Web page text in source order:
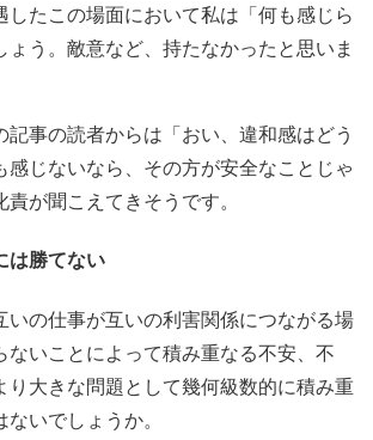
したこの場面において私は「何も感じら
ょう。敵意など、持たなかったと思いま
記事の読者からは「おい、違和感はどう
感じないなら、その方が安全なことじゃ
が聞こえてきそうです。
は勝てない
いの仕事が互いの利害関係につながる場
ないことによって積み重なる不安、不
り大きな問題として幾何級数的に積み重
いでしょうか。